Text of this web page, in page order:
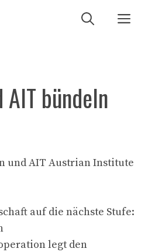
AIT bündeln
und AIT Austrian Institute
auf die nächste Stufe:
legt den